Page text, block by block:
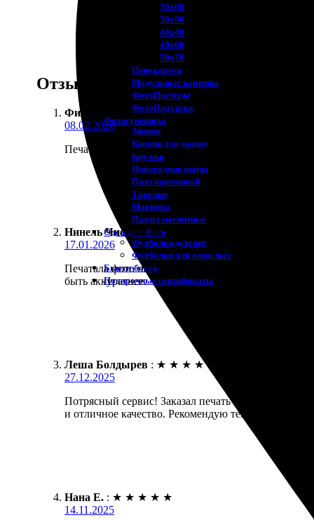
30х60
30х90
40х40
40х60
50х70
Пенокартон
Модульные картины
ФотоПостеры
ФотоПодушки
Фотоcувениры
Значки
Коврик для мыши
Кружки
Новогодние шары
Пазл картонный
Тарелки
Магниты
Пазлы магнитные
Одежда с Фото
Футболки детские
Футболки для взрослых
Бьюти-боксы
Подарочные сертификаты
Отзывы
Филипп В.
08.02.2026
Печатал фотографии для рабочего стола, в
Нинель Чистякова :
17.01.2026
Печатала фото на пенокартоне, хотела что-то
быть аккуратнее.
Леша Болдырев : ★ ★ ★ ★ ★
27.12.2025
Потрясный сервис! Заказал печать фото 20х30 с
и отличное качество. Рекомендую тем, кто ценит
Нана Е. : ★ ★ ★ ★ ★
14.11.2025